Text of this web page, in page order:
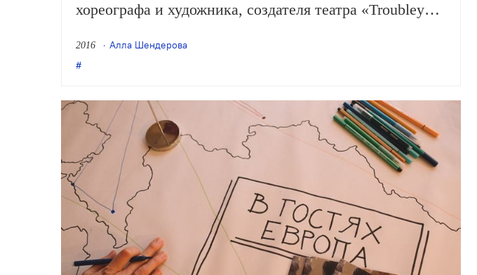
хореографа и художника, создателя театра «Troubleyn»
«TERRITORIЯ» организовал в Москве его встречу
с публикой и мастер-класс. Корреспонденту ТЕАТРА.
и расспросить его о будущей выставке, страхе…
2016 Алла Шендерова